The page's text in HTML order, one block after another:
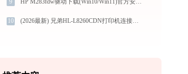
9 HP M283fdw驱动下载(Win10/Win11)官方安全安装图文教程
10 (2026最新) 兄弟HL-L8260CDN打印机连接问题？教你解决！-金山毒霸